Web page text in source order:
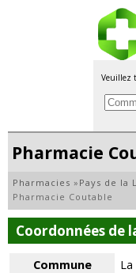
Veuillez
Pharmacie
Pharmacies » Pays de la
Pharmacie Coutable
Coordonnées de
Commune